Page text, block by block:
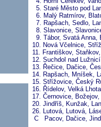
5. Staré Město pod
6. Malý Ratmírov,
7. Rapšach, Sedlo,
8. Slavonice,
9. Tábor, Svatá Anna,
10. Nová Včelnice,
11. Františkov,
12. Suchdol nad
13. Řečice, Dačice,
14. Rapšach, Mníšek,
15. Střížovice, Český
16. Řídelov, Velká
17. Černovice,
20. Jindříš, Kunžak,
26. Lutová, Lutová,
C Pacov, Dačice,